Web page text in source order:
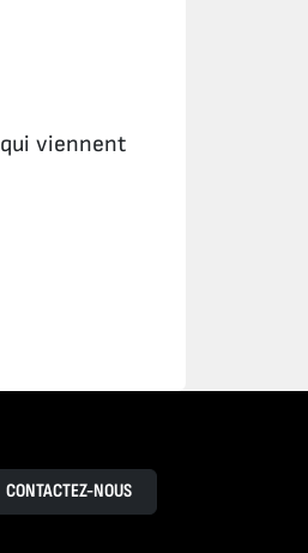
viennent
CONTACTEZ-NOUS